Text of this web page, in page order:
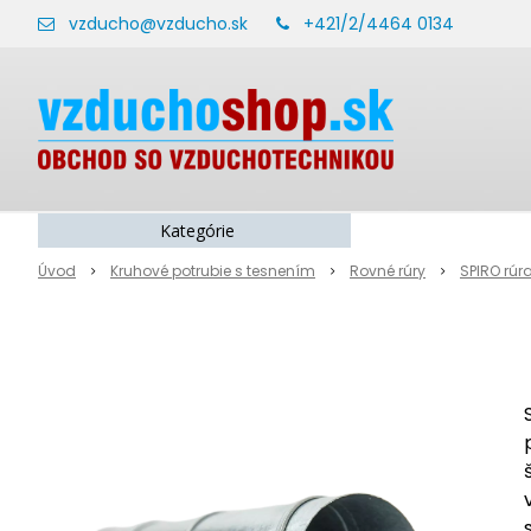
vzducho@vzducho.sk +421/2/4464 0134
Úvod Kruhové potrubie s tesnením Rovné rúry SPIRO
Kategórie